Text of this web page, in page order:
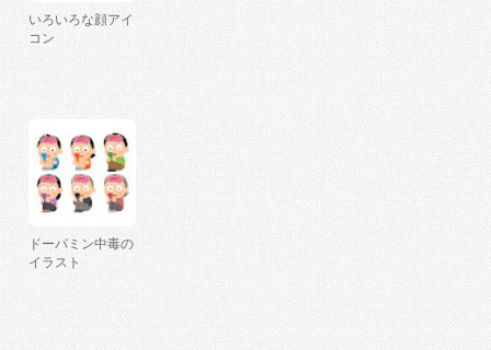
いろいろな顔アイ
コン
ドーパミン中毒の
イラスト